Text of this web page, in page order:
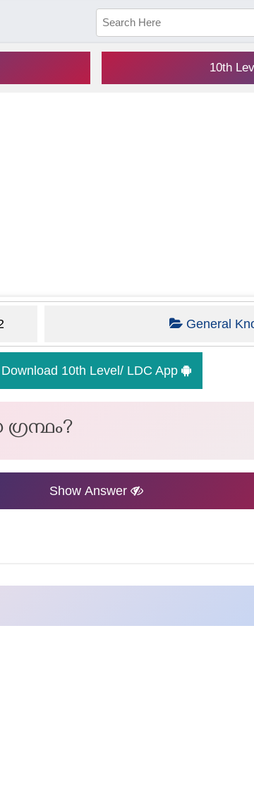
10th
General
Download 10th Level/ LDC App
Show Answer